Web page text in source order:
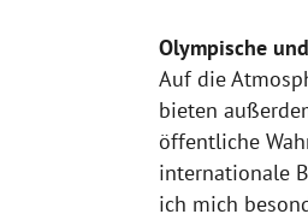
Olympische
Auf die
bieten
öffentliche
internationale
ich mich